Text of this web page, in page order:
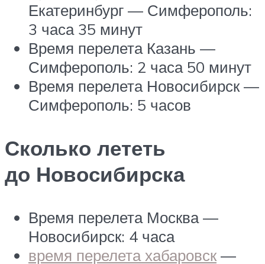
Екатеринбург — Симферополь:
3 часа 35 минут
Время перелета Казань —
Симферополь: 2 часа 50 минут
Время перелета Новосибирск —
Симферополь: 5 часов
Сколько лететь
до Новосибирска
Время перелета Москва —
Новосибирск: 4 часа
время перелета хабаровск —